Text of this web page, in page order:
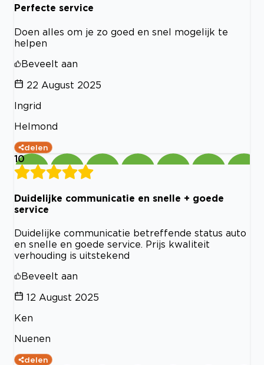
Perfecte service
Doen alles om je zo goed en snel mogelijk te
helpen
Beveelt aan
22 August 2025
Ingrid
Helmond
delen
10
Duidelijke communicatie en snelle + goede
service
Duidelijke communicatie betreffende status auto
en snelle en goede service. Prijs kwaliteit
verhouding is uitstekend
Beveelt aan
12 August 2025
Ken
Nuenen
delen